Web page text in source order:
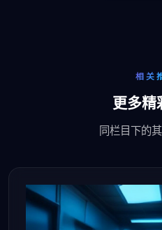
相关
更多精
同栏目下的